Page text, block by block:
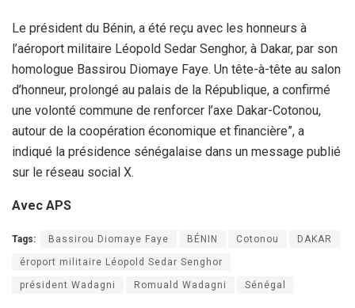
Le président du Bénin, a été reçu avec les honneurs à
l’aéroport militaire Léopold Sedar Senghor, à Dakar, par son
homologue Bassirou Diomaye Faye. Un tête-à-tête au salon
d’honneur, prolongé au palais de la République, a confirmé
une volonté commune de renforcer l’axe Dakar-Cotonou,
autour de la coopération économique et financière”, a
indiqué la présidence sénégalaise dans un message publié
sur le réseau social X.
Avec APS
Tags: Bassirou Diomaye Faye BÉNIN Cotonou DAKAR
éroport militaire Léopold Sedar Senghor
président Wadagni Romuald Wadagni Sénégal